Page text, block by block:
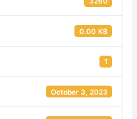
0.00 KB
1
October 3, 2023